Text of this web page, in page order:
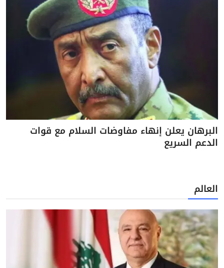
البرهان يعلن إنهاء مفاوضات السلام مع قوات
الدعم السريع
العالم